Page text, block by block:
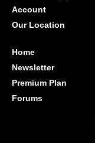
Account
Our Location
Home
Newsletter
Premium Plan
Forums